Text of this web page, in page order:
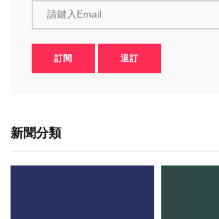
請鍵入Email
訂閱 退訂
新聞分類